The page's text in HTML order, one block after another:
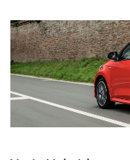
Vanaf € 39.995,-